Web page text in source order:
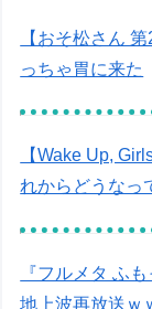
【おそ松さん
っちゃ胃に来た
【Wake Up,
れからどうなっ
『フルメタ ふ
地上波再放送ｗ